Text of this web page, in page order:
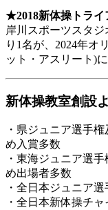
★2018新体操トライ
岸川スポーツスタ
り1名が、2024年オ
ット・アスリート)
新体操教室創設
・県ジュニア選手
め入賞多数
・東海ジュニア選
め出場者多数
・全日本ジュニア
・全日本新体操チ